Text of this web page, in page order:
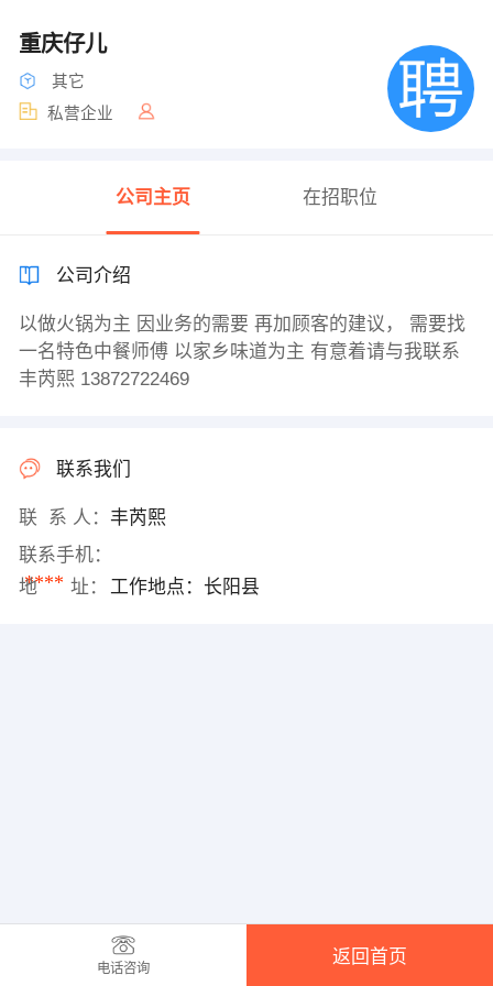
重庆仔儿
其它
私营企业
公司主页 在招职位
公司介绍
以做火锅为主 因业务的需要 再加顾客的建议， 需要找
一名特色中餐师傅 以家乡味道为主 有意着请与我联系
丰芮熙 13872722469
联系我们
联 系 人： 丰芮熙
联系手机：
****
地 址： 工作地点：长阳县
电话咨询
返回首页